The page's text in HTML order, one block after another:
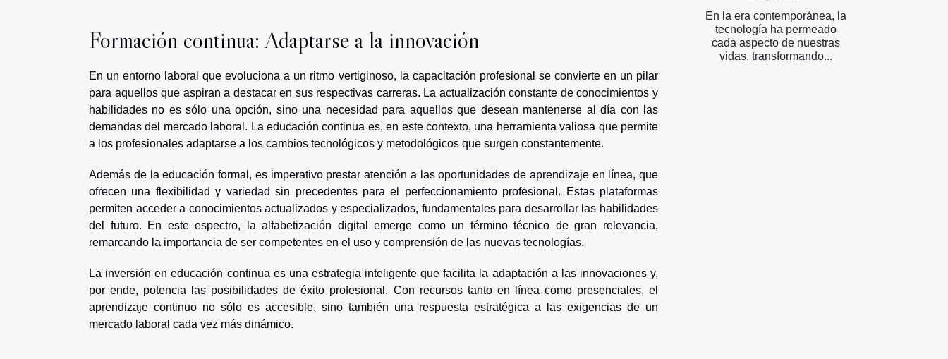
Formación continua: Adaptarse a la innovación
En un entorno laboral que evoluciona a un ritmo vertiginoso, la capacitación profesional se convierte en un pilar
para aquellos que aspiran a destacar en sus respectivas carreras. La actualización constante de conocimientos y
habilidades no es sólo una opción, sino una necesidad para aquellos que desean mantenerse al día con las
demandas del mercado laboral. La educación continua es, en este contexto, una herramienta valiosa que permite
a los profesionales adaptarse a los cambios tecnológicos y metodológicos que surgen constantemente.
Además de la educación formal, es imperativo prestar atención a las oportunidades de aprendizaje en línea, que
ofrecen una flexibilidad y variedad sin precedentes para el perfeccionamiento profesional. Estas plataformas
permiten acceder a conocimientos actualizados y especializados, fundamentales para desarrollar las habilidades
del futuro. En este espectro, la alfabetización digital emerge como un término técnico de gran relevancia,
remarcando la importancia de ser competentes en el uso y comprensión de las nuevas tecnologías.
La inversión en educación continua es una estrategia inteligente que facilita la adaptación a las innovaciones y,
por ende, potencia las posibilidades de éxito profesional. Con recursos tanto en línea como presenciales, el
aprendizaje continuo no sólo es accesible, sino también una respuesta estratégica a las exigencias de un
mercado laboral cada vez más dinámico.
En la era contemporánea, la
tecnología ha permeado
cada aspecto de nuestras
vidas, transformando...